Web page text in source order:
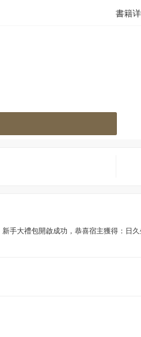
書籍
手大禮包開啟成功，恭喜宿主獲得：日